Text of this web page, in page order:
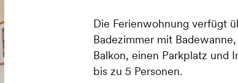
Die Ferienwohnung verfügt
Badezimmer mit
Balkon, einen Parkplatz und
bis zu 5 Personen.